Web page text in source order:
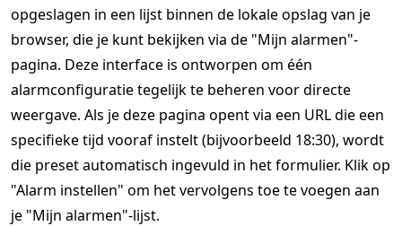
opgeslagen in een lijst binnen de lokale opslag van je
browser, die je kunt bekijken via de "Mijn alarmen"-
pagina. Deze interface is ontworpen om één
alarmconfiguratie tegelijk te beheren voor directe
weergave. Als je deze pagina opent via een URL die een
specifieke tijd vooraf instelt (bijvoorbeeld 18:30), wordt
die preset automatisch ingevuld in het formulier. Klik op
"Alarm instellen" om het vervolgens toe te voegen aan
je "Mijn alarmen"-lijst.